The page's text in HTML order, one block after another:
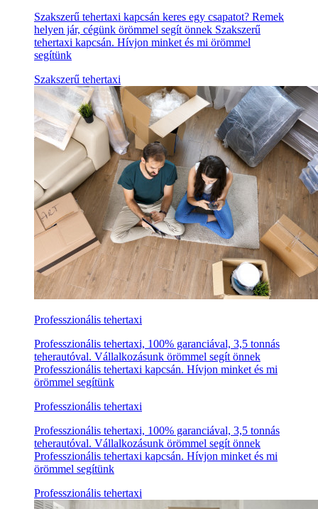
Szakszerű tehertaxi kapcsán keres egy csapatot? Remek
helyen jár, cégünk örömmel segít önnek Szakszerű
tehertaxi kapcsán. Hívjon minket és mi örömmel
segítünk
Szakszerű tehertaxi
Professzionális tehertaxi
Professzionális tehertaxi, 100% garanciával, 3,5 tonnás
teherautóval. Vállalkozásunk örömmel segít önnek
Professzionális tehertaxi kapcsán. Hívjon minket és mi
örömmel segítünk
Professzionális tehertaxi
Professzionális tehertaxi, 100% garanciával, 3,5 tonnás
teherautóval. Vállalkozásunk örömmel segít önnek
Professzionális tehertaxi kapcsán. Hívjon minket és mi
örömmel segítünk
Professzionális tehertaxi